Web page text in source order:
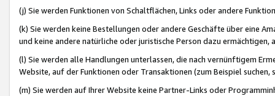
(j) Sie werden Funktionen von Schaltflächen, Links oder andere
(k) Sie werden keine Bestellungen oder andere Geschäfte über eine
und keine andere natürliche oder juristische Person dazu
(l) Sie werden alle Handlungen unterlassen, die nach vernünftigem
Website, auf der Funktionen oder Transaktionen (zum Beispiel
(m) Sie werden auf Ihrer Website keine Partner-Links oder